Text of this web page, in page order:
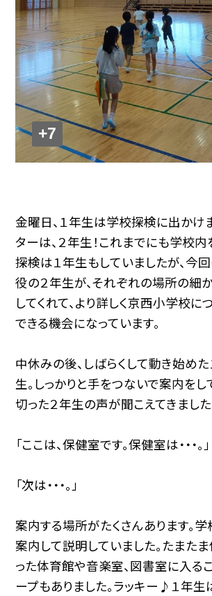
+7
金曜日、１年生は学校探検に出かけ
ターは、２年生！これまでにも学校
探検は１年生もしていましたが、今
役の２年生が、それぞれの場所の細
してくれて、より詳しく京西小学校に
できる機会になっています。
中休みの後、しばらくして動き始め
生。しっかりと手をつないで案内をし
切った２年生の声が聞こえてきました
「ここは、保健室です。保健室は・・・。」
「次は・・・。」
案内する場所がたくさんあります。学
案内して説明していました。たまた
った体育館や音楽室、図書室に入る
ープもありました。ラッキー♪１年生